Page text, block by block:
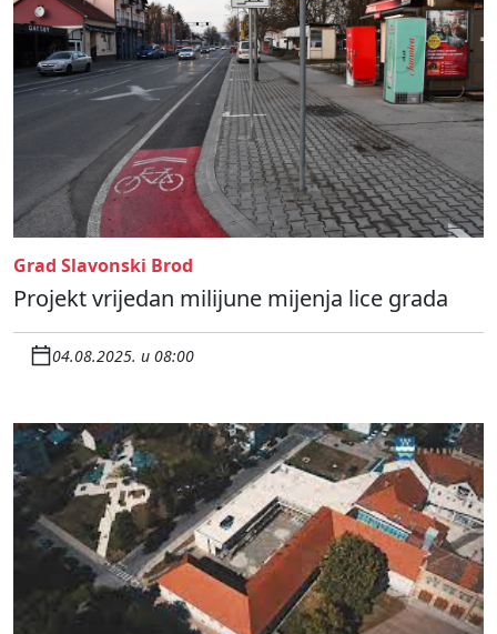
Grad Slavonski Brod
Projekt vrijedan milijune mijenja lice grada
04.08.2025. u 08:00